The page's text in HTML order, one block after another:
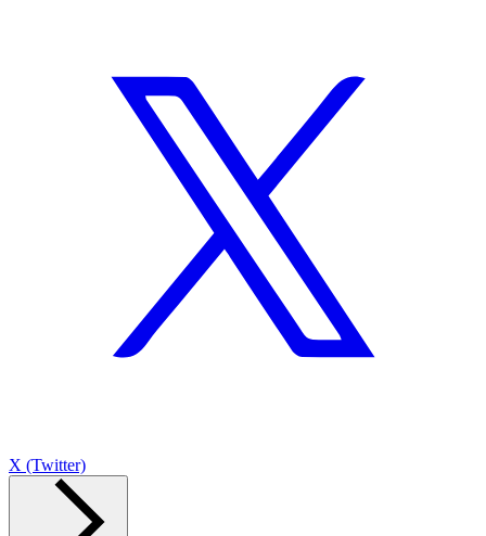
X (Twitter)